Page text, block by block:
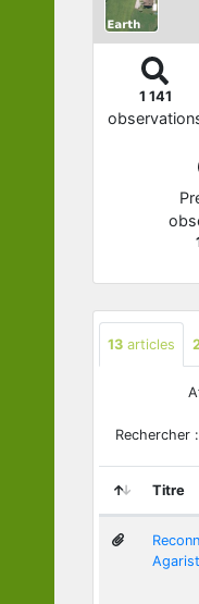
1 141
13 articles
Rechercher :
Titre